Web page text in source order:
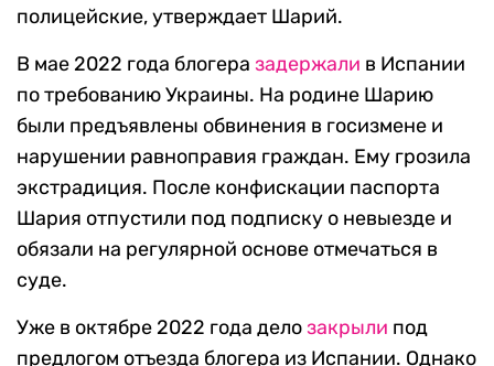
полицейские, утверждает Шарий.
В мае 2022 года блогера задержали в Испании
по требованию Украины. На родине Шарию
были предъявлены обвинения в госизмене и
нарушении равноправия граждан. Ему грозила
экстрадиция. После конфискации паспорта
Шария отпустили под подписку о невыезде и
обязали на регулярной основе отмечаться в
суде.
Уже в октябре 2022 года делозакрыли под
предлогом отъезда блогера из Испании. Однако